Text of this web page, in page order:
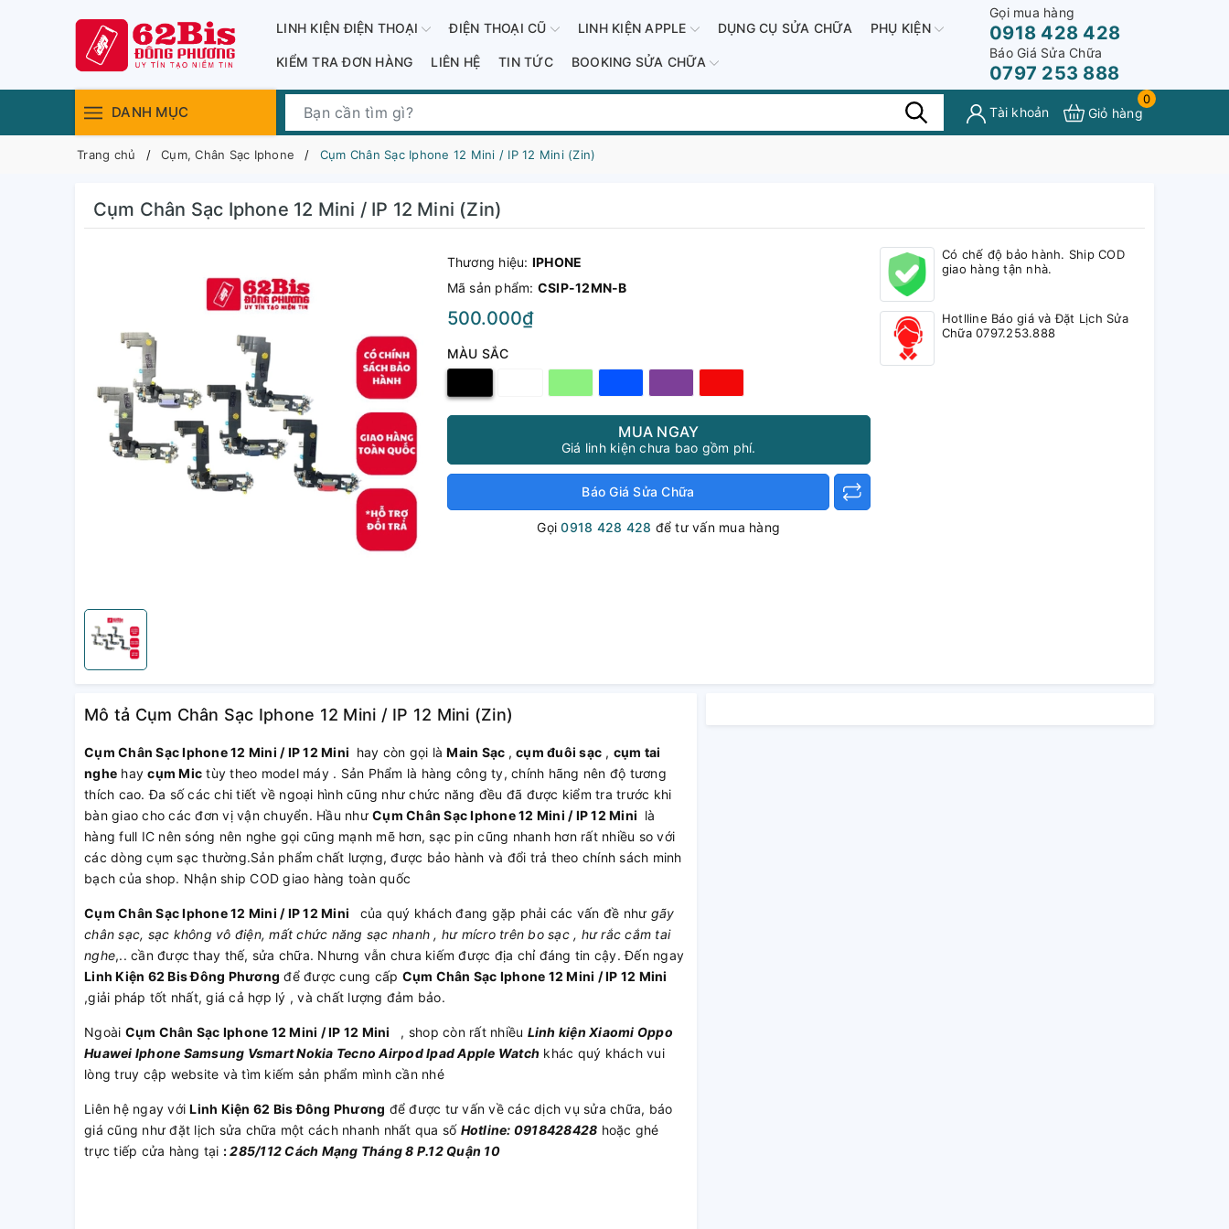
LINH KIỆN ĐIỆN THOẠI ĐIỆN THOẠI CŨ LINH KIỆN APPLE DỤNG CỤ SỬA CHỮA PHỤ KIỆN
KIỂM TRA ĐƠN HÀNG LIÊN HỆ TIN TỨC BOOKING SỬA CHỮA
Gọi mua hàng
0918 428 428
Báo Giá Sửa Chữa
0797 253 888
DANH MỤC Tài khoản
0
Giỏ hàng
Trang chủ Cụm, Chân Sạc Iphone Cụm Chân Sạc Iphone 12 Mini / IP 12 Mini (Zin)
Cụm Chân Sạc Iphone 12 Mini / IP 12 Mini (Zin)
Thương hiệu: IPHONE
Mã sản phẩm: CSIP-12MN-B
500.000₫
MÀU SẮC
MUA NGAY
Giá linh kiện chưa bao gồm phí.
Báo Giá Sửa Chữa
Gọi0918 428 428 để tư vấn mua hàng
Có chế độ bảo hành. Ship COD
giao hàng tận nhà.
Hotlline Báo giá và Đặt Lịch Sửa
Chữa 0797.253.888
Mô tả Cụm Chân Sạc Iphone 12 Mini / IP 12 Mini (Zin)
Cụm Chân Sạc Iphone 12 Mini / IP 12 Mini hay còn gọi làMain Sạc , cụm đuôi sạc , cụm tai
nghe haycụm Mic tùy theo model máy . Sản Phẩm là hàng công ty, chính hãng nên độ tương
thích cao. Đa số các chi tiết về ngoại hình cũng như chức năng đều đã được kiểm tra trước khi
bàn giao cho các đơn vị vận chuyển. Hầu như Cụm Chân Sạc Iphone 12 Mini / IP 12 Mini là
hàng full IC nên sóng nên nghe gọi cũng mạnh mẽ hơn, sạc pin cũng nhanh hơn rất nhiều so với
các dòng cụm sạc thường.Sản phẩm chất lượng, được bảo hành và đổi trả theo chính sách minh
bạch của shop. Nhận ship COD giao hàng toàn quốc
Cụm Chân Sạc Iphone 12 Mini / IP 12 Mini của quý khách đang gặp phải các vấn đề như gãy
chân sạc, sạc không vô điện, mất chức năng sạc nhanh , hư mícro trên bo sạc , hư rắc cắm tai
nghe,.. cần được thay thế, sửa chữa. Nhưng vẫn chưa kiếm được địa chỉ đáng tin cậy. Đến ngay
Linh Kiện 62 Bis Đông Phương để được cung cấp Cụm Chân Sạc Iphone 12 Mini / IP 12 Mini
,giải pháp tốt nhất, giá cả hợp lý , và chất lượng đảm bảo.
Ngoài Cụm Chân Sạc Iphone 12 Mini / IP 12 Mini , shop còn rất nhiều Linh kiện Xiaomi Oppo
Huawei Iphone Samsung VsmartNokia Tecno AirpodIpadApple Watch khác quý khách vui
lòng truy cập website và tìm kiếm sản phẩm mình cần nhé
Liên hệ ngay vớiLinh Kiện 62 Bis Đông Phương để được tư vấn về các dịch vụ sửa chữa, báo
giá cũng như đặt lịch sửa chữa một cách nhanh nhất qua số Hotline: 0918428428 hoặc ghé
trực tiếp cửa hàng tại :285/112 Cách Mạng Tháng 8 P.12 Quận 10